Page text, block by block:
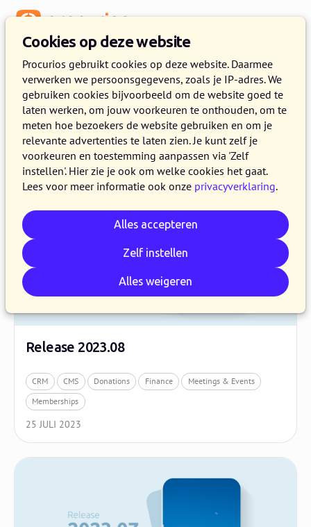
Cookies op deze website
Procurios gebruikt cookies op deze website. Daarmee
verwerken we persoonsgegevens, zoals je IP-adres. We
gebruiken cookies bijvoorbeeld om de website goed te
laten werken, om jouw voorkeuren te onthouden, om te
meten hoe bezoekers de website gebruiken en om je
relevante advertenties te laten zien. Je kunt zelf je
voorkeuren en toestemming aanpassen via 'Zelf
instellen'. Hier zie je ook om welke cookies het gaat.
Lees voor meer informatie ook onze privacyverklaring.
Alles accepteren
Zelf instellen
Alles weigeren
WEBLOG
Releasenotes over Finance
Release 2023.08
CRM CMS Donations Finance
Meetings & Events
Memberships
25 JULI 2023